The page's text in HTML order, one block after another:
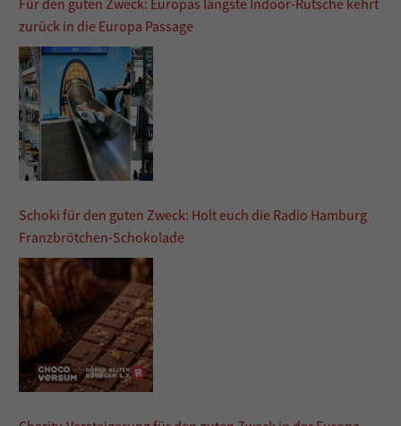
Für den guten Zweck: Europas längste Indoor-Rutsche kehrt
zurück in die Europa Passage
Schoki für den guten Zweck: Holt euch die Radio Hamburg
Franzbrötchen-Schokolade